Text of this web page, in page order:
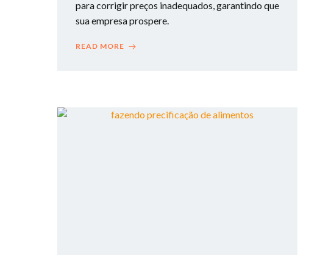
para corrigir preços inadequados, garantindo que
sua empresa prospere.
READ MORE